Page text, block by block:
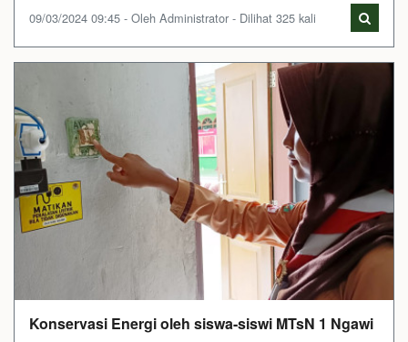
09/03/2024 09:45 - Oleh Administrator - Dilihat 325 kali
Konservasi Energi oleh siswa-siswi MTsN 1 Ngawi